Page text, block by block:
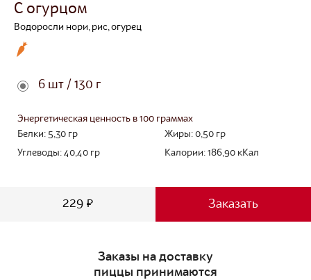
С огурцом
Водоросли нори, рис, огурец
6 шт / 130 г
Энергетическая ценность в 100 граммах
Белки: 5,30 гр Жиры: 0,50гр
Углеводы: 40,40 гр Калории: 186,90кКал
229 ₽ Заказать
Заказы на доставку
пиццы принимаются